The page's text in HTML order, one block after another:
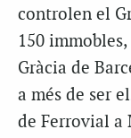
controlen el
150
Gràcia de
a més de ser
de Ferrovial a